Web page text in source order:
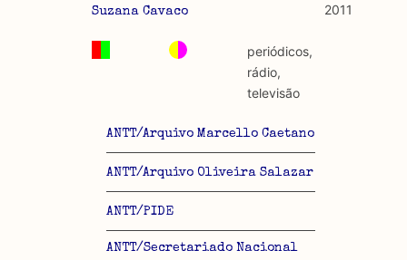
Suzana Cavaco 2011
ANTT/Arquivo Marcello Caetano
ANTT/Arquivo Oliveira Salazar
ANTT/PIDE
ANTT/Secretariado Nacional
periódicos,
rádio,
televisão